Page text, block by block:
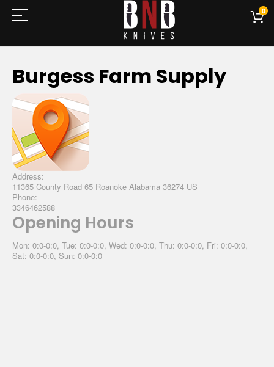
0
Burgess Farm Supply
Address:
11365 County Road 65 Roanoke Alabama 36274 US
Phone:
3346462588
Opening Hours
Mon: 0:0-0:0, Tue: 0:0-0:0, Wed: 0:0-0:0, Thu: 0:0-0:0, Fri: 0:0-0:0,
Sat: 0:0-0:0, Sun: 0:0-0:0